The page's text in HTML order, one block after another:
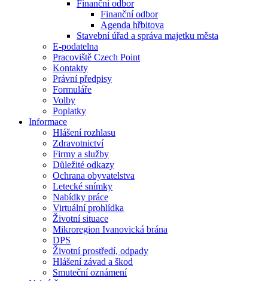
Finanční odbor
Finanční odbor
Agenda hřbitova
Stavební úřad a správa majetku města
E-podatelna
Pracoviště Czech Point
Kontakty
Právní předpisy
Formuláře
Volby
Poplatky
Informace
Hlášení rozhlasu
Zdravotnictví
Firmy a služby
Důležité odkazy
Ochrana obyvatelstva
Letecké snímky
Nabídky práce
Virtuální prohlídka
Životní situace
Mikroregion Ivanovická brána
DPS
Životní prostředí, odpady
Hlášení závad a škod
Smuteční oznámení